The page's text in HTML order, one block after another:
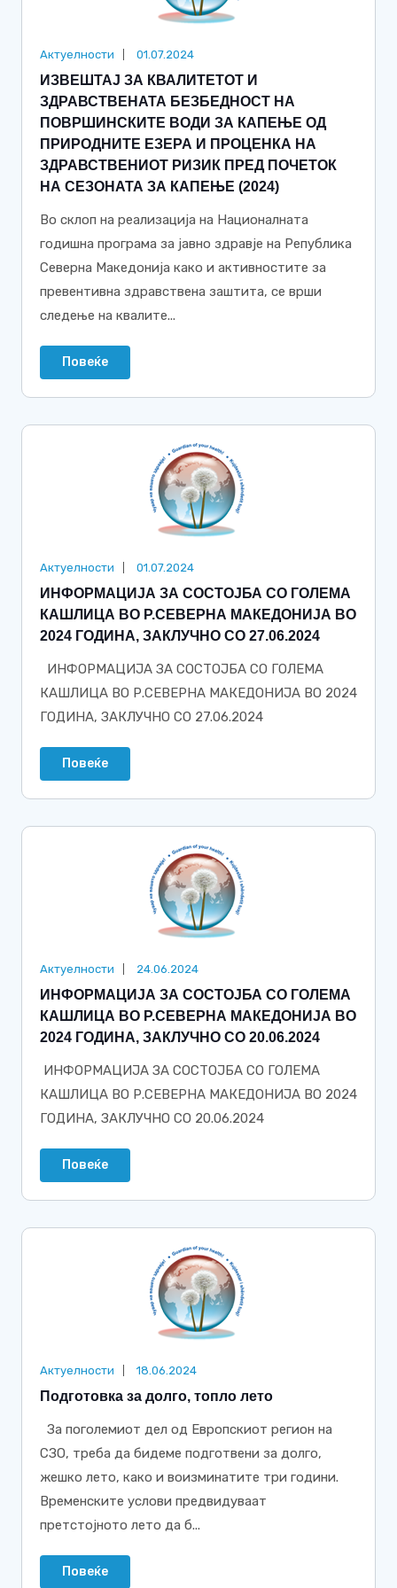
Актуелности 01.07.2024
ИЗВЕШТАЈ ЗА КВАЛИТЕТОТ И
ЗДРАВСТВЕНАТА БЕЗБЕДНОСТ НА
ПОВРШИНСКИТЕ ВОДИ ЗА КАПЕЊЕ ОД
ПРИРОДНИТЕ ЕЗЕРА И ПРОЦЕНКА НА
ЗДРАВСТВЕНИОТ РИЗИК ПРЕД ПОЧЕТОК
НА СЕЗОНАТА ЗА КАПЕЊЕ (2024)
Во склоп на реализација на Националната
годишна програма за јавно здравје на Република
Северна Македонија како и активностите за
превентивна здравствена заштита, се врши
следење на квалите...
Повеќе
Актуелности 01.07.2024
ИНФОРМАЦИЈА ЗА СОСТОЈБА СО ГОЛЕМА
КАШЛИЦА ВО Р.СЕВЕРНА МАКЕДОНИЈА ВО
2024 ГОДИНА, ЗАКЛУЧНО СО 27.06.2024
ИНФОРМАЦИЈА ЗА СОСТОЈБА СО ГОЛЕМА
КАШЛИЦА ВО Р.СЕВЕРНА МАКЕДОНИЈА ВО 2024
ГОДИНА, ЗАКЛУЧНО СО 27.06.2024
Повеќе
Актуелности 24.06.2024
ИНФОРМАЦИЈА ЗА СОСТОЈБА СО ГОЛЕМА
КАШЛИЦА ВО Р.СЕВЕРНА МАКЕДОНИЈА ВО
2024 ГОДИНА, ЗАКЛУЧНО СО 20.06.2024
ИНФОРМАЦИЈА ЗА СОСТОЈБА СО ГОЛЕМА
КАШЛИЦА ВО Р.СЕВЕРНА МАКЕДОНИЈА ВО 2024
ГОДИНА, ЗАКЛУЧНО СО 20.06.2024
Повеќе
Актуелности 18.06.2024
Подготовка за долго, топло лето
За поголемиот дел од Европскиот регион на
СЗО, треба да бидеме подготвени за долго,
жешко лето, како и воизминатите три години.
Временските услови предвидуваат
претстојното лето да б...
Повеќе